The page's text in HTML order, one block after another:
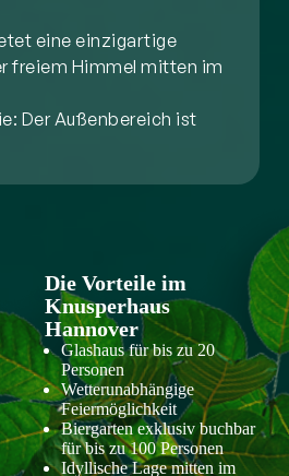
eine einzigartige
freiem Himmel mitten im
Der Außenbereich ist
Die Vorteile im
Knusperhaus
Hannover
Glashaus für bis zu 20
Personen
Wetterunabhängige
Feiermöglichkeit
Biergarten exklusiv buchbar
für bis zu 100 Personen
Idyllische Lage mitten im